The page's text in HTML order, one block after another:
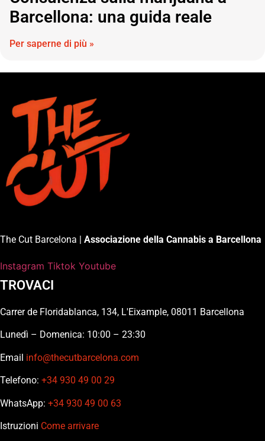
Barcellona: una guida reale
Per saperne di più »
The Cut Barcelona | Associazione della Cannabis a Barcellona
Instagram Tiktok Youtube
TROVACI
Carrer de Floridablanca, 134, L'Eixample, 08011 Barcellona
Lunedì – Domenica: 10:00 – 23:30
Email info@thecutbarcelona.com
Telefono: +34 930 49 00 29
WhatsApp: +34 930 49 00 63
Istruzioni Come arrivare